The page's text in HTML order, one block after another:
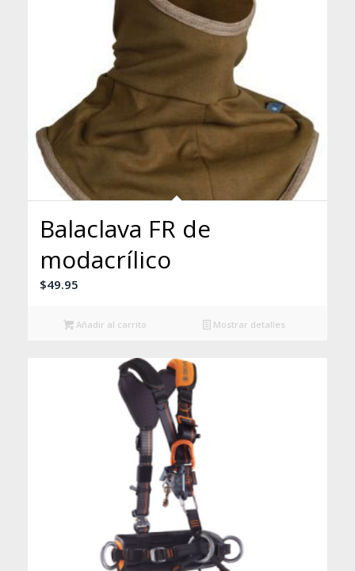
Balaclava FR de
modacrílico
$49.95
Añadir al carrito Mostrar detalles